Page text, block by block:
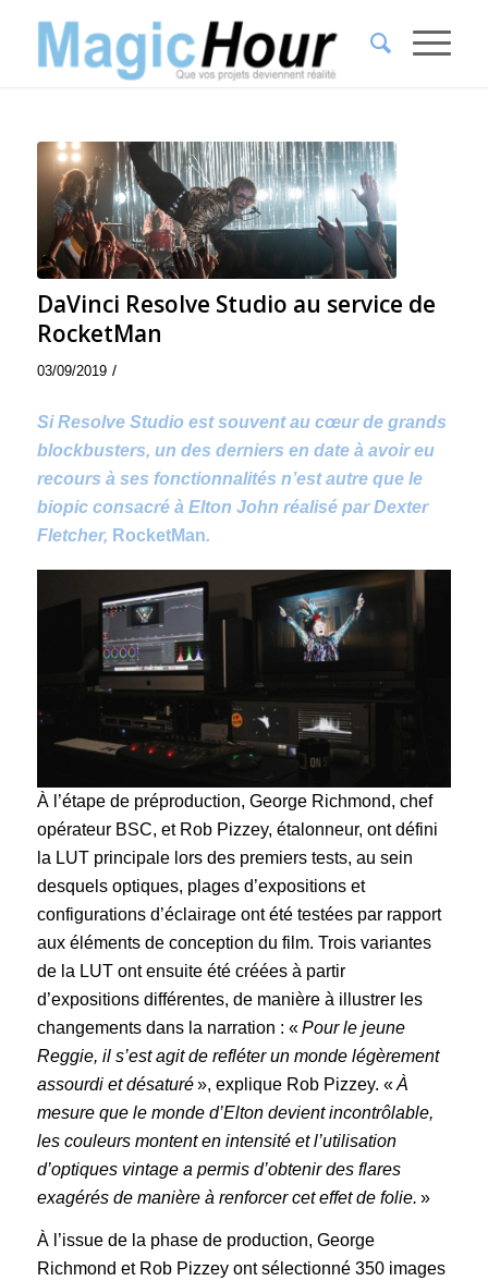
DaVinci Resolve Studio au service de
RocketMan
03/09/2019 /
Si Resolve Studio est souvent au cœur de grands
blockbusters, un des derniers en date à avoir eu
recours à ses fonctionnalités n’est autre que le
biopic consacré à Elton John réalisé par Dexter
Fletcher, RocketMan.
À l’étape de préproduction, George Richmond, chef
opérateur BSC, et Rob Pizzey, étalonneur, ont défini
la LUT principale lors des premiers tests, au sein
desquels optiques, plages d’expositions et
configurations d’éclairage ont été testées par rapport
aux éléments de conception du film. Trois variantes
de la LUT ont ensuite été créées à partir
d’expositions différentes, de manière à illustrer les
changements dans la narration : «Pour le jeune
Reggie, il s’est agit de refléter un monde légèrement
assourdi et désaturé», explique Rob Pizzey. «À
mesure que le monde d’Elton devient incontrôlable,
les couleurs montent en intensité et l’utilisation
d’optiques vintage a permis d’obtenir des flares
exagérés de manière à renforcer cet effet de folie. »
À l’issue de la phase de production, George
Richmond et Rob Pizzey ont sélectionné 350 images